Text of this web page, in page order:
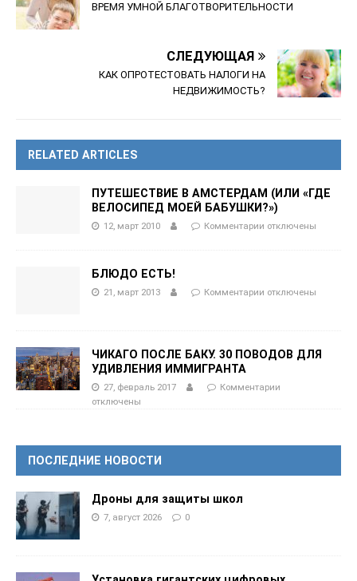
ВРЕМЯ УМНОЙ БЛАГОТВОРИТЕЛЬНОСТИ
СЛЕДУЮЩАЯ
КАК ОПРОТЕСТОВАТЬ НАЛОГИ НА
НЕДВИЖИМОСТЬ?
RELATED ARTICLES
ПУТЕШЕСТВИЕ В АМСТЕРДАМ (ИЛИ «ГДЕ
ВЕЛОСИПЕД МОЕЙ БАБУШКИ?»)
12, март 2010 Комментарии отключены
БЛЮДО ЕСТЬ!
21, март 2013 Комментарии отключены
ЧИКАГО ПОСЛЕ БАКУ. 30 ПОВОДОВ ДЛЯ
УДИВЛЕНИЯ ИММИГРАНТА
27, февраль 2017
Комментарии
отключены
ПОСЛЕДНИЕ НОВОСТИ
Дроны для защиты школ
7, август 2026 0